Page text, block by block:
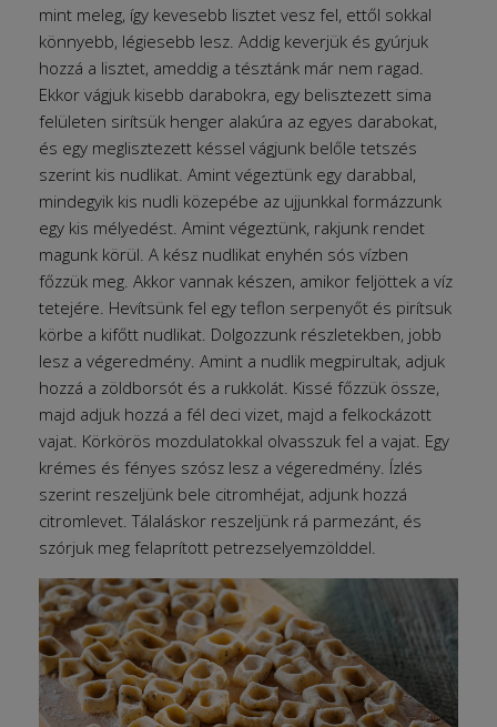
mint meleg, így kevesebb lisztet vesz fel, ettől sokkal
könnyebb, légiesebb lesz. Addig keverjük és gyúrjuk
hozzá a lisztet, ameddig a tésztánk már nem ragad.
Ekkor vágjuk kisebb darabokra, egy belisztezett sima
felületen sirítsük henger alakúra az egyes darabokat,
és egy meglisztezett késsel vágjunk belőle tetszés
szerint kis nudlikat. Amint végeztünk egy darabbal,
mindegyik kis nudli közepébe az ujjunkkal formázzunk
egy kis mélyedést. Amint végeztünk, rakjunk rendet
magunk körül. A kész nudlikat enyhén sós vízben
főzzük meg. Akkor vannak készen, amikor feljöttek a víz
tetejére. Hevítsünk fel egy teflon serpenyőt és pirítsuk
körbe a kifőtt nudlikat. Dolgozzunk részletekben, jobb
lesz a végeredmény. Amint a nudlik megpirultak, adjuk
hozzá a zöldborsót és a rukkolát. Kissé főzzük össze,
majd adjuk hozzá a fél deci vizet, majd a felkockázott
vajat. Körkörös mozdulatokkal olvasszuk fel a vajat. Egy
krémes és fényes szósz lesz a végeredmény. Ízlés
szerint reszeljünk bele citromhéjat, adjunk hozzá
citromlevet. Tálaláskor reszeljünk rá parmezánt, és
szórjuk meg felaprított petrezselyemzölddel.